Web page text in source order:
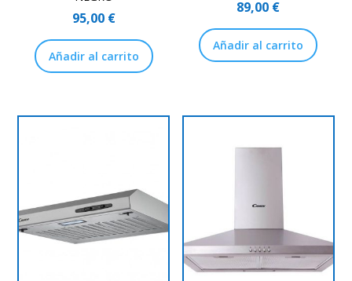
95,00 €
Añadir al carrito
89,00 €
Añadir al carrito